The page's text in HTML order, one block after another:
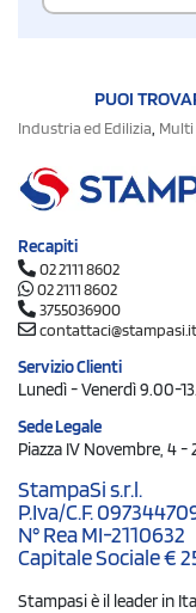
PUOI
Industria ed Edilizia,
Recapiti
02 2111 8602
02 2111 8602
3755036900
contattaci@stampasi.it
Servizio Clienti
Lunedì - Venerdì 9.00-
Sede Legale
Piazza IV Novembre, 4 -
StampaSi s.r.l.
P.Iva/C.F.
N° Rea MI-2110632
Capitale Sociale €
Stampasi è il leader in